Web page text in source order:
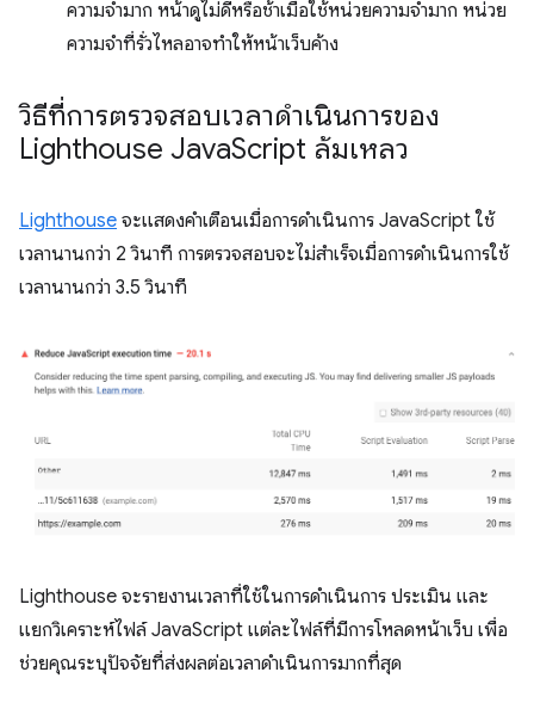
ความจำมาก หน้าดูไม่ดีหรือช้าเมื่อใช้หน่วยความจำมาก หน่วย
ความจำที่รั่วไหลอาจทำให้หน้าเว็บค้าง
วิธีที่การตรวจสอบเวลาดำเนินการของ
Lighthouse JavaScript ล้มเหลว
Lighthouse จะแสดงคำเตือนเมื่อการดำเนินการ JavaScript ใช้
เวลานานกว่า 2 วินาที การตรวจสอบจะไม่สำเร็จเมื่อการดำเนินการใช้
เวลานานกว่า 3.5 วินาที
Lighthouse จะรายงานเวลาที่ใช้ในการดำเนินการ ประเมิน และ
แยกวิเคราะห์ไฟล์ JavaScript แต่ละไฟล์ที่มีการโหลดหน้าเว็บ เพื่อ
ช่วยคุณระบุปัจจัยที่ส่งผลต่อเวลาดำเนินการมากที่สุด